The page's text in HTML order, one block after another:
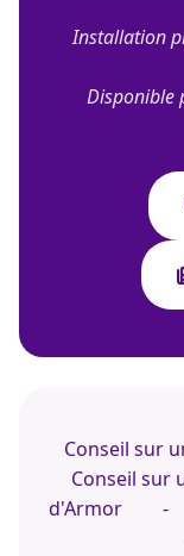
Installation
Disponible
Conseil sur
Conseil sur
d'Armor
-